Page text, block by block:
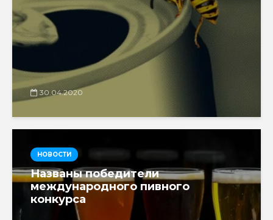
30.04.2020
НОВОСТИ
Названы победители
международного пивного
конкурса